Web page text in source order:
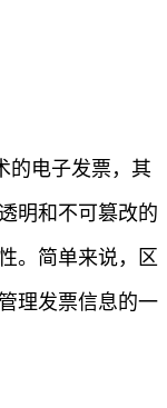
的电子发票，其
明和不可篡改的
。简单来说，区
理发票信息的一